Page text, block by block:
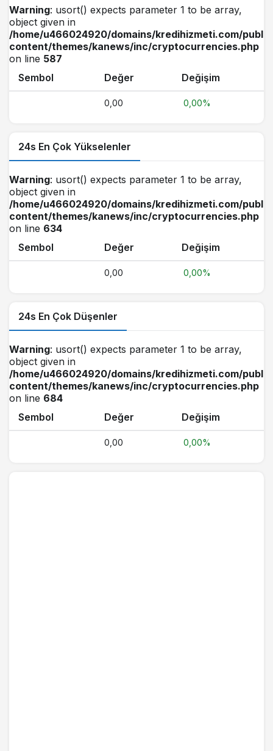
Warning: usort() expects parameter 1 to be array,
object given in
/home/u466024920/domains/kredihizmeti.com/
content/themes/kanews/inc/cryptocurrencies.php
on line 587
Sembol
Değer Değişim
0,00 0,00%
24s En Çok Yükselenler
Warning: usort() expects parameter 1 to be array,
object given in
/home/u466024920/domains/kredihizmeti.com/
content/themes/kanews/inc/cryptocurrencies.php
on line 634
Sembol
Değer Değişim
0,00 0,00%
24s En Çok Düşenler
Warning: usort() expects parameter 1 to be array,
object given in
/home/u466024920/domains/kredihizmeti.com/
content/themes/kanews/inc/cryptocurrencies.php
on line 684
Sembol
Değer Değişim
0,00 0,00%